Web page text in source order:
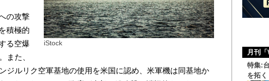
iStock
の攻撃
積極的
る空爆
また、
ジルリク空軍基地の使用を米国に認め、米軍機は同基地か
月刊
特集:
を拓く